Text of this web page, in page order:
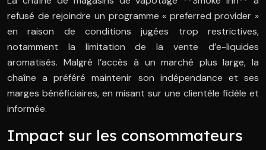
refusé de rejoindre un programme « preferred provider »
en raison de conditions jugées trop restrictives,
notamment la limitation de la vente d’e-liquides
aromatisés. Malgré l’accès à un marché plus large, la
chaîne a préféré maintenir son indépendance et ses
marges bénéficiaires, en misant sur une clientèle fidèle et
informée.
Impact sur les consommateurs